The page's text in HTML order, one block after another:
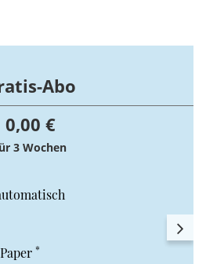
Abo
0,00 €
3 Wochen
*